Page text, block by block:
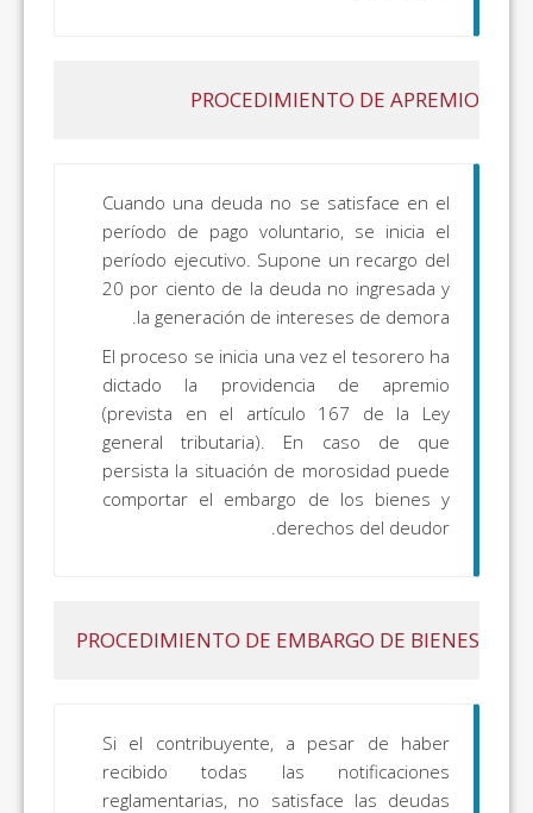
PROCEDIMIENTO DE APREMIO
Cuando una deuda no se satisface en el
período de pago voluntario, se inicia el
período ejecutivo. Supone un recargo del
20 por ciento de la deuda no ingresada y
la generación de intereses de demora.
El proceso se inicia una vez el tesorero ha
dictado la providencia de apremio
(prevista en el artículo 167 de la Ley
general tributaria). En caso de que
persista la situación de morosidad puede
comportar el embargo de los bienes y
derechos del deudor.
PROCEDIMIENTO DE EMBARGO DE BIENES
Si el contribuyente, a pesar de haber
recibido todas las notificaciones
reglamentarias, no satisface las deudas